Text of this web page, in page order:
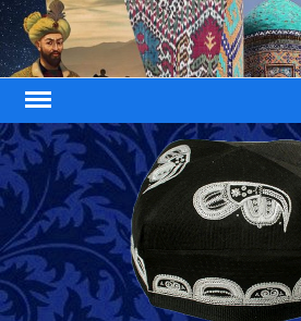
Skip
to
content